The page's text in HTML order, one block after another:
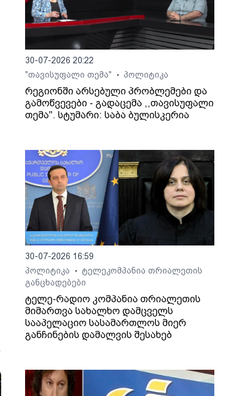
30-07-2026 20:22
"თავისუფალი თემა"
• პოლიტიკა
რეგიონში არსებული პრობლემები და
გამოწვევები - გადაცემა ,,თავისუფალი
თემა". სტუმარი: საბა ბულისკერია
30-07-2026 16:59
პოლიტიკა
•
ტელეკომპანია თრიალეთის
განცხადებები
ტელე-რადიო კომპანია თრიალეთის
მიმართვა სახალხო დამცველს
სააპელაციო სასამართლოს მიერ
განჩინების დამალვის შესახებ